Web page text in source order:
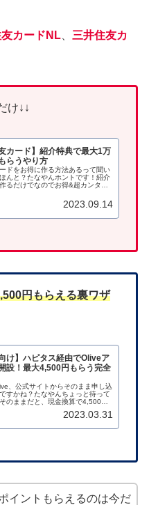
カードNL
三井住友カ
け↓↓
カード】紹介特典で最大1万
らうやり方
ドをお得に作る方法あるって聞い
んと？たなやんホントです！紹介
るだけでなのでお得&超カンタン
約違反（禁止事項第7条）となるた
2023.09.14
円もらえる裏ワザ
け】ハピタス経由でOliveア
設！最大4,500円もらう完全
、公式サイトからそのまま申し込
すかね？たなやんちょっと待って
のままだと、現金換算で4,500円
友Oliveは、ポイントサイト「ハピタ
2023.03.31
イントもらえるのは今だ